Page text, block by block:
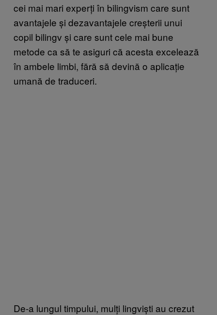
cei mai mari experți în bilingvism care sunt
avantajele și dezavantajele creșterii unui
copil bilingv și care sunt cele mai bune
metode ca să te asiguri că acesta excelează
în ambele limbi, fără să devină o aplicație
umană de traduceri.
De-a lungul timpului, mulți lingviști au crezut